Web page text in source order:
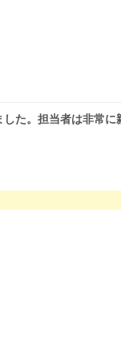
た。担当者は非常